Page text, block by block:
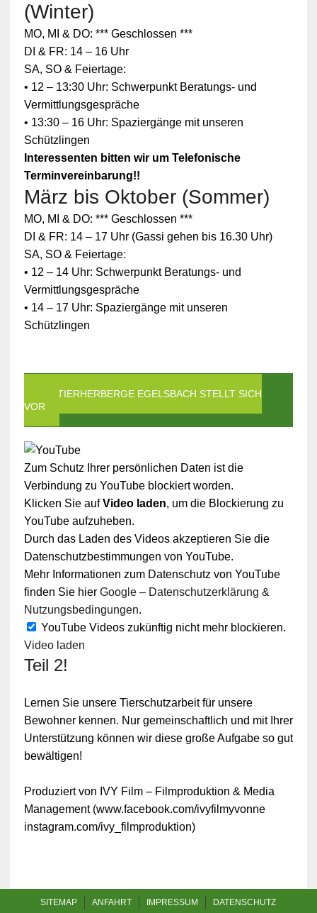
(Winter)
MO, MI & DO: *** Geschlossen ***
DI & FR: 14 – 16 Uhr
SA, SO & Feiertage:
• 12 – 13:30 Uhr: Schwerpunkt Beratungs- und
Vermittlungsgespräche
• 13:30 – 16 Uhr: Spaziergänge mit unseren
Schützlingen
Interessenten bitten wir um Telefonische
Terminvereinbarung!!
März bis Oktober (Sommer)
MO, MI & DO: *** Geschlossen ***
DI & FR: 14 – 17 Uhr (Gassi gehen bis 16.30 Uhr)
SA, SO & Feiertage:
• 12 – 14 Uhr: Schwerpunkt Beratungs- und
Vermittlungsgespräche
• 14 – 17 Uhr: Spaziergänge mit unseren
Schützlingen
DIE TIERHERBERGE EGELSBACH STELLT SICH
VOR
Zum Schutz Ihrer persönlichen Daten ist die
Verbindung zu YouTube blockiert worden.
Klicken Sie aufVideo laden, um die Blockierung zu
YouTube aufzuheben.
Durch das Laden des Videos akzeptieren Sie die
Datenschutzbestimmungen von YouTube.
Mehr Informationen zum Datenschutz von YouTube
finden Sie hier Google – Datenschutzerklärung &
Nutzungsbedingungen.
YouTube Videos zukünftig nicht mehr blockieren.
Video laden
Teil 2!
Lernen Sie unsere Tierschutzarbeit für unsere
Bewohner kennen. Nur gemeinschaftlich und mit Ihrer
Unterstützung können wir diese große Aufgabe so gut
bewältigen!
Produziert von IVY Film – Filmproduktion & Media
Management (www.facebook.com/ivyfilmyvonne
instagram.com/ivy_filmproduktion)
SITEMAP ANFAHRT IMPRESSUM DATENSCHUTZ